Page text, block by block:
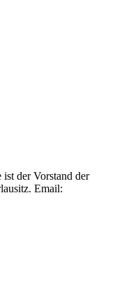
der Vorstand der
Email: